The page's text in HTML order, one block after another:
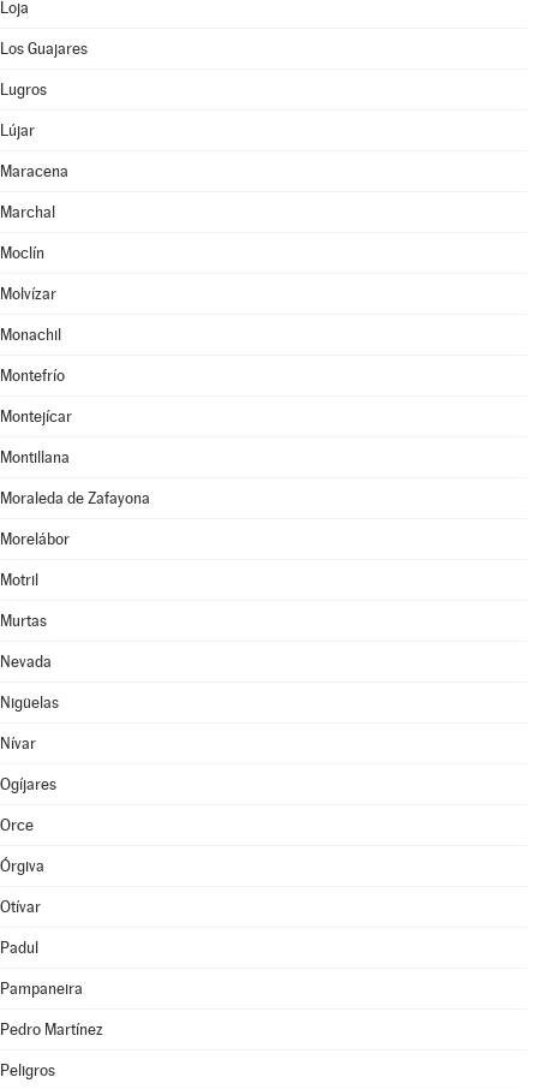
Loja
Los Guajares
Lugros
Lújar
Maracena
Marchal
Moclín
Molvízar
Monachil
Montefrío
Montejícar
Montillana
Moraleda de Zafayona
Morelábor
Motril
Murtas
Nevada
Nigüelas
Nívar
Ogíjares
Orce
Órgiva
Otívar
Padul
Pampaneira
Pedro Martínez
Peligros